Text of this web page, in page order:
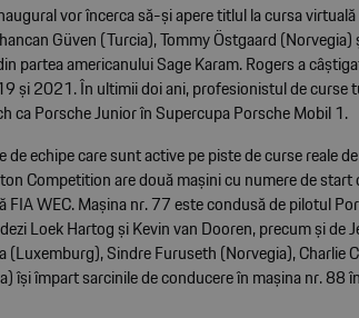
vor încerca să-și apere titlul la cursa
Güven (Turcia), Tommy Östgaard (Norvegia)
partea americanului Sage Karam. Rogers a
și 2021. În ultimii doi ani, profesionistul de curse
ca Porsche Junior în Supercupa Porsche Mobil 1.
echipe care sunt active pe piste de curse reale
Competition are două mașini cu numere de start
WEC. Mașina nr. 77 este condusă de pilotul
Loek Hartog și Kevin van Dooren, precum și de
(Luxemburg), Sindre Furuseth (Norvegia), Charlie
își împart sarcinile de conducere în mașina nr. 88